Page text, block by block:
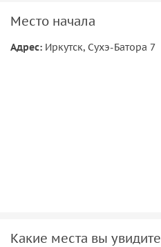
19:00
Место начала
Адрес: Иркутск, Сухэ-Батора 7
Какие места вы увидите